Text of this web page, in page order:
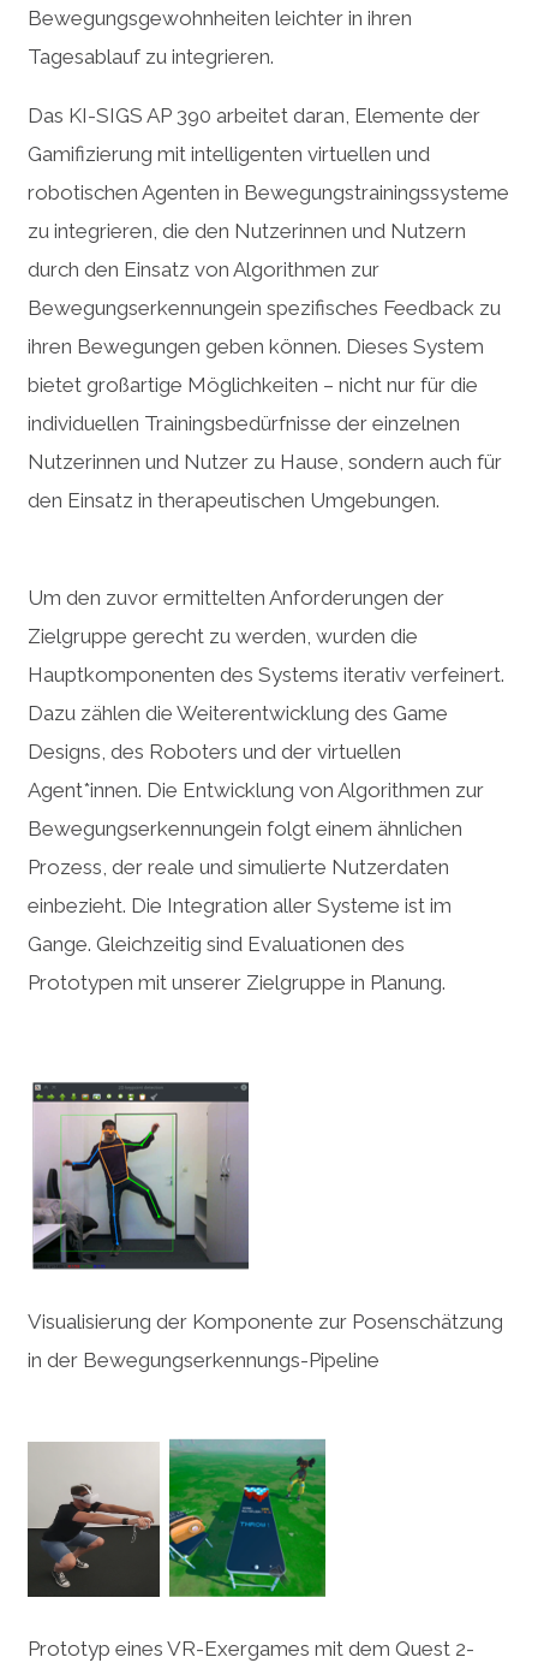
Bewegungsgewohnheiten leichter in ihren
Tagesablauf zu integrieren.
Das KI-SIGS AP 390 arbeitet daran, Elemente der
Gamifizierung mit intelligenten virtuellen und
robotischen Agenten in Bewegungstrainingssysteme
zu integrieren, die den Nutzerinnen und Nutzern
durch den Einsatz von Algorithmen zur
Bewegungserkennungein spezifisches Feedback zu
ihren Bewegungen geben können. Dieses System
bietet großartige Möglichkeiten – nicht nur für die
individuellen Trainingsbedürfnisse der einzelnen
Nutzerinnen und Nutzer zu Hause, sondern auch für
den Einsatz in therapeutischen Umgebungen.
Um den zuvor ermittelten Anforderungen der
Zielgruppe gerecht zu werden, wurden die
Hauptkomponenten des Systems iterativ verfeinert.
Dazu zählen die Weiterentwicklung des Game
Designs, des Roboters und der virtuellen
Agent*innen. Die Entwicklung von Algorithmen zur
Bewegungserkennungein folgt einem ähnlichen
Prozess, der reale und simulierte Nutzerdaten
einbezieht. Die Integration aller Systeme ist im
Gange. Gleichzeitig sind Evaluationen des
Prototypen mit unserer Zielgruppe in Planung.
Visualisierung der Komponente zur Posenschätzung
in der Bewegungserkennungs-Pipeline
Prototyp eines VR-Exergames mit dem Quest 2-